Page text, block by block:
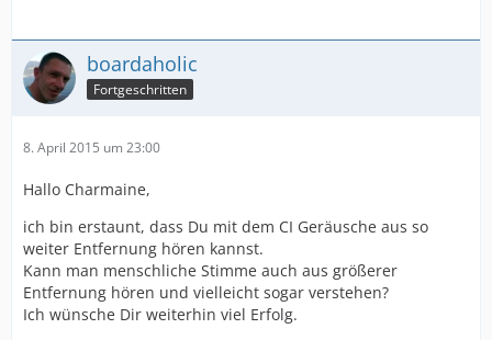
boardaholic
Fortgeschritten
8. April 2015 um 23:00
Hallo Charmaine,
ich bin erstaunt, dass Du mit dem CI Geräusche aus so
weiter Entfernung hören kannst.
Kann man menschliche Stimme auch aus größerer
Entfernung hören und vielleicht sogar verstehen?
Ich wünsche Dir weiterhin viel Erfolg.